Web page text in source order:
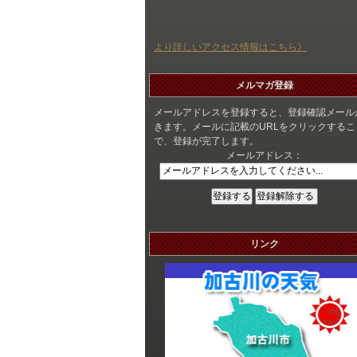
より詳しいアクセス情報はこちら》
メルマガ登録
メールアドレスを登録すると、登録確認メール
きます。メールに記載のURLをクリックする
で、登録が完了します。
メールアドレス：
リンク